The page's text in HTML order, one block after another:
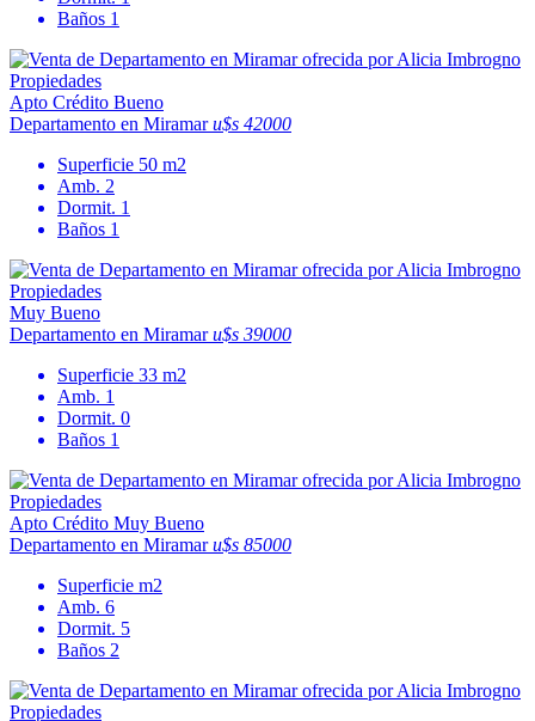
Baños 1
Apto Crédito Bueno
Departamento en Miramaru$s 42000
Superficie 50 m2
Amb. 2
Dormit. 1
Baños 1
Muy Bueno
Departamento en Miramaru$s 39000
Superficie 33 m2
Amb. 1
Dormit. 0
Baños 1
Apto Crédito Muy Bueno
Departamento en Miramaru$s 85000
Superficie m2
Amb. 6
Dormit. 5
Baños 2